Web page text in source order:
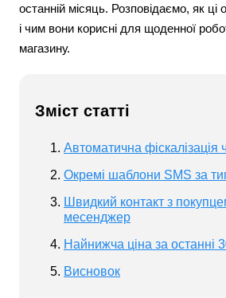
останній місяць. Розповідаємо, як
і чим вони корисні для щоденної
магазину.
Зміст статті
Автоматична фіскалізація
Окремі шаблони SMS за
Швидкий контакт з
месенджер
Найнижча ціна за останні
Висновок